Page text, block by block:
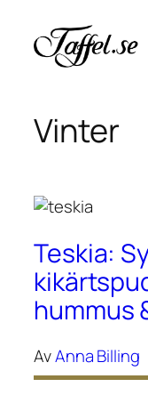
innehåll
Vinter
Teskia:
hummus
AvAnna Billing